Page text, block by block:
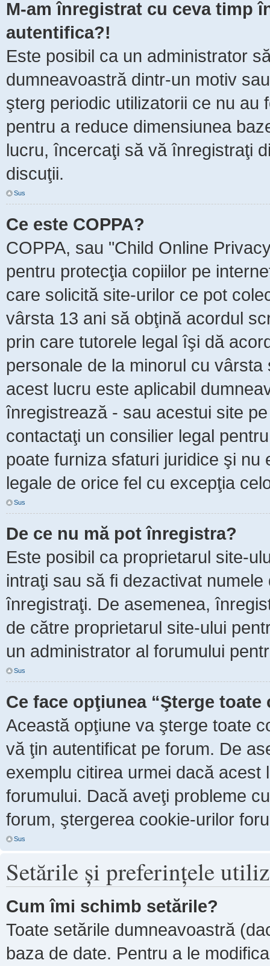
M-am înregistrat cu ceva timp
autentifica?!
Este posibil ca un administrator
dumneavoastră dintr-un motiv
şterg periodic utilizatorii ce nu au
pentru a reduce dimensiunea
lucru, încercaţi să vă înregistraţi
discuţii.
Sus
Ce este COPPA?
COPPA, sau "Child Online
pentru protecţia copiilor pe
care solicită site-urilor ce pot
vârsta 13 ani să obţină acordul
prin care tutorele legal îşi dă
personale de la minorul cu
acest lucru este aplicabil
înregistrează - sau acestui site
contactaţi un consilier legal
poate furniza sfaturi juridice şi
legale de orice fel cu excepţia
Sus
De ce nu mă pot înregistra?
Este posibil ca proprietarul site-
intraţi sau să fi dezactivat
înregistraţi. De asemenea,
de către proprietarul site-ului
un administrator al forumului
Sus
Ce face opţiunea “Şterge
Această opţiune va şterge toate
vă ţin autentificat pe forum. De
exemplu citirea urmei dacă
forumului. Dacă aveţi probleme
forum, ştergerea cookie-urilor
Sus
Setările şi preferinţele
Cum îmi schimb setările?
Toate setările dumneavoastră
baza de date. Pentru a le